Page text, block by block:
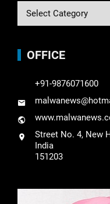
OFFICE
+91-9876071600
Street No. 4, New
India
151203